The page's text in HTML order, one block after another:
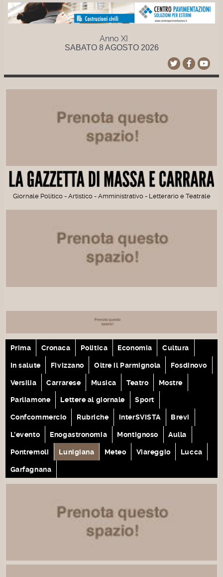
Anno XI
SABATO 8 AGOSTO 2026
Giornale Politico - Artistico - Amministrativo - Letterario e Teatrale
Prima Cronaca Politica Economia Cultura
In salute Fivizzano Oltre il Parmignola Fosdinovo
Versilia Carrarese Musica Teatro Mostre
Parliamone Lettere al giornale Sport
Confcommercio Rubriche interSVISTA Brevi
L'evento Enogastronomia Montignoso Aulla
Pontremoli Lunigiana Meteo Viareggio Lucca
Garfagnana